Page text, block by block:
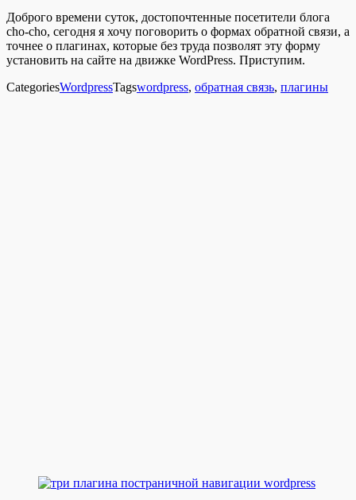
Доброго времени суток, достопочтенные посетители блога
cho-cho, сегодня я хочу поговорить о формах обратной связи, а
точнее о плагинах, которые без труда позволят эту форму
установить на сайте на движке WordPress. Приступим.
CategoriesWordpressTagswordpress, обратная связь, плагины